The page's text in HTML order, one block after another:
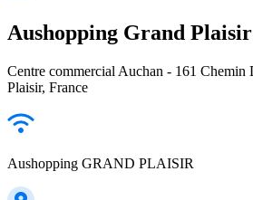
Aushopping Grand Plaisir
Centre commercial Auchan - 161 Chemin
Plaisir, France
Aushopping GRAND PLAISIR